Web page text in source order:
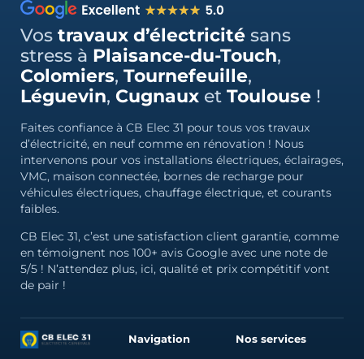
Vos travaux d’électricité sans
stress à Plaisance-du-Touch,
Colomiers, Tournefeuille,
Léguevin, Cugnaux et Toulouse !
Faites confiance à CB Elec 31 pour tous vos travaux
d’électricité, en neuf comme en rénovation ! Nous
intervenons pour vos installations électriques, éclairages,
VMC, maison connectée, bornes de recharge pour
véhicules électriques, chauffage électrique, et courants
faibles.
CB Elec 31, c’est une satisfaction client garantie, comme
en témoignent nos 100+ avis Google avec une note de
5/5 ! N’attendez plus, ici, qualité et prix compétitif vont
de pair !
Navigation Nos services